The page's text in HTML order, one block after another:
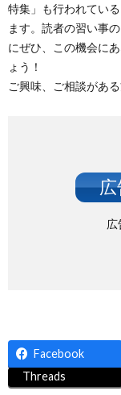
特集」も行われている
ます。読者の習い事
にぜひ、この機会に
ょう！
ご興味、ご相談があ
広
広
Facebook
Threads